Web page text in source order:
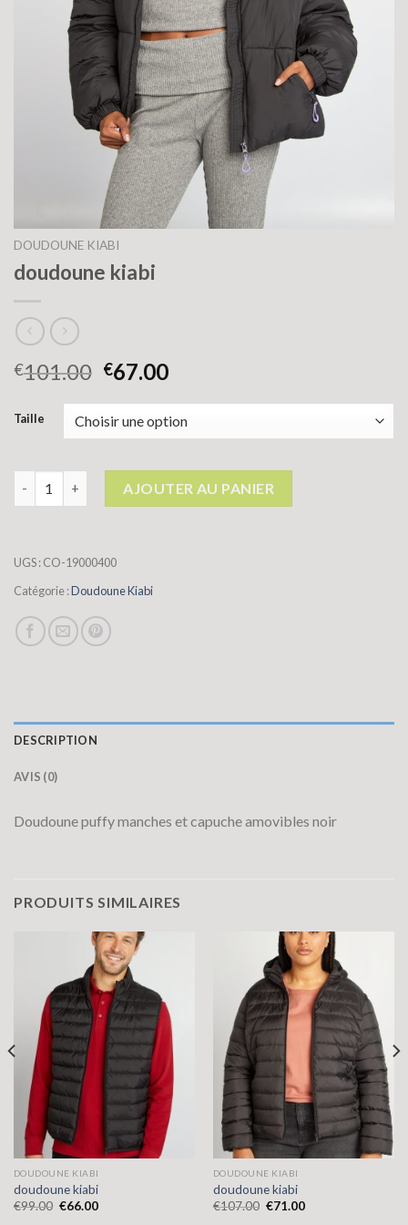
DOUDOUNE KIABI
doudoune kiabi
€101.00 €67.00
Taille
AJOUTER AU PANIER
UGS :CO-19000400
Catégorie :Doudoune Kiabi
DESCRIPTION
AVIS (0)
Doudoune puffy manches et capuche amovibles noir
PRODUITS SIMILAIRES
DOUDOUNE KIABI
doudoune kiabi
€99.00 €66.00
DOUDOUNE KIABI
doudoune kiabi
€107.00 €71.00